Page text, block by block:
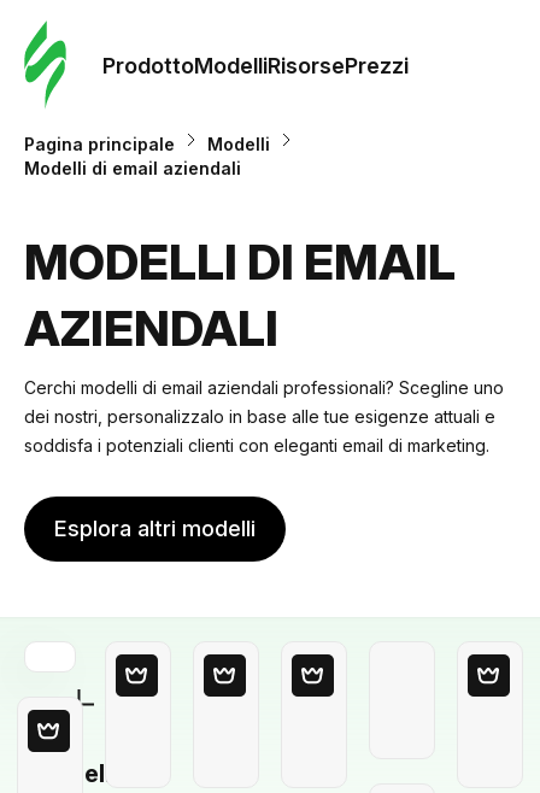
ProdottoModelliRisorsePrezzi
Pagina principale
Modelli
Modelli di email aziendali
MODELLI DI EMAIL
AZIENDALI
Cerchi modelli di email aziendali professionali? Scegline uno
dei nostri, personalizzalo in base alle tue esigenze attuali e
soddisfa i potenziali clienti con eleganti email di marketing.
Esplora altri modelli
Modello